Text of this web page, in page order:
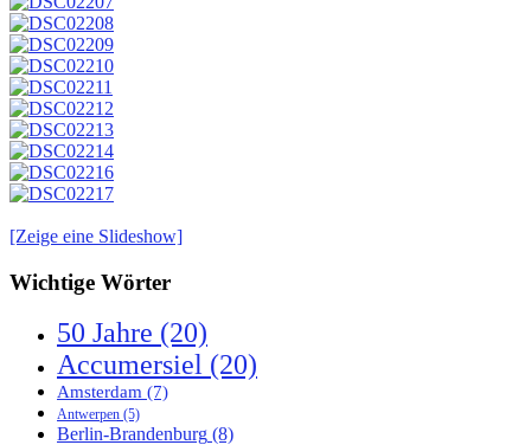
[Zeige eine Slideshow]
Wichtige Wörter
50 Jahre (20)
Accumersiel (20)
Amsterdam (7)
Antwerpen (5)
Berlin-Brandenburg (8)